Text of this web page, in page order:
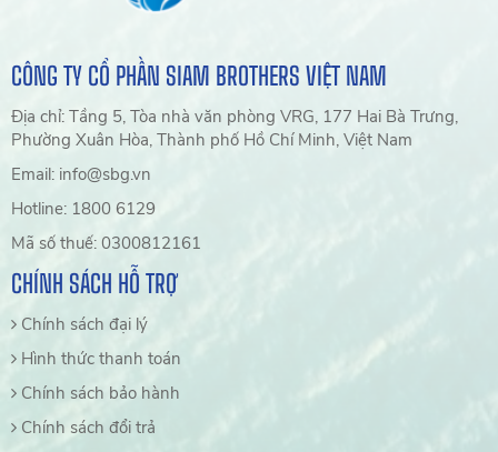
CÔNG TY CỔ PHẦN SIAM BROTHERS VIỆT NAM
Địa chỉ: Tầng 5, Tòa nhà văn phòng VRG, 177 Hai Bà Trưng,
Phường Xuân Hòa, Thành phố Hồ Chí Minh, Việt Nam
Email: info@sbg.vn
Hotline: 1800 6129
Mã số thuế: 0300812161
CHÍNH SÁCH HỖ TRỢ
Chính sách đại lý
Hình thức thanh toán
Chính sách bảo hành
Chính sách đổi trả